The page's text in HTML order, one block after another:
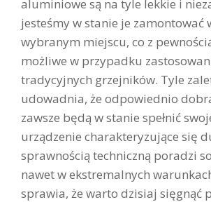
aluminiowe są na tyle lekkie i
jesteśmy w stanie je zamontować
wybranym miejscu, co z
możliwe w przypadku
tradycyjnych grzejników. Tyle
udowadnia, że odpowiednio
zawsze będą w stanie spełnić
urządzenie charakteryzujące się
sprawnością techniczną poradzi
nawet w ekstremalnych
sprawia, że warto dzisiaj sięgnąć